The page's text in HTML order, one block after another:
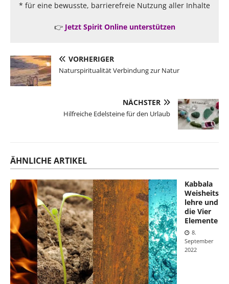
* für eine bewusste, barrierefreie Nutzung aller Inhalte
👉 Jetzt Spirit Online unterstützen
VORHERIGER
Naturspiritualität Verbindung zur Natur
NÄCHSTER
Hilfreiche Edelsteine für den Urlaub
ÄHNLICHE ARTIKEL
Kabbala
Weisheits
lehre und
die Vier
Elemente
8.
September
2022